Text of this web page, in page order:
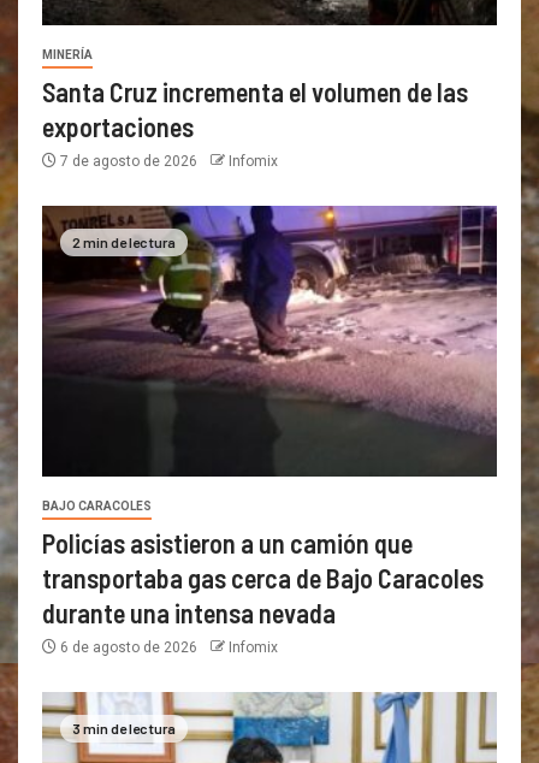
MINERÍA
Santa Cruz incrementa el volumen de las
exportaciones
7 de agosto de 2026 Infomix
2 min de lectura
BAJO CARACOLES
Policías asistieron a un camión que
transportaba gas cerca de Bajo Caracoles
durante una intensa nevada
6 de agosto de 2026 Infomix
3 min de lectura